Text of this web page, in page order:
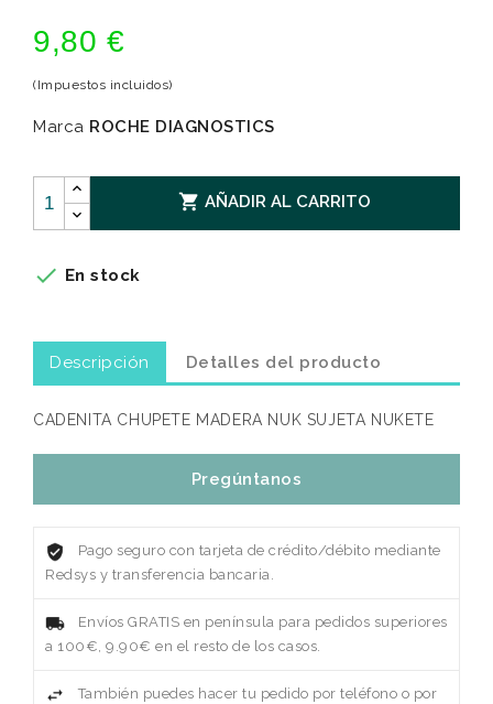
9,80 €
(Impuestos incluidos)
Marca ROCHE DIAGNOSTICS
 AÑADIR AL CARRITO
 En stock
Descripción Detalles del producto
CADENITA CHUPETE MADERA NUK SUJETA NUKETE
Pregúntanos
Pago seguro con tarjeta de crédito/débito mediante
Redsys y transferencia bancaria.
Envíos GRATIS en península para pedidos superiores
a 100€, 9.90€ en el resto de los casos.
También puedes hacer tu pedido por teléfono o por